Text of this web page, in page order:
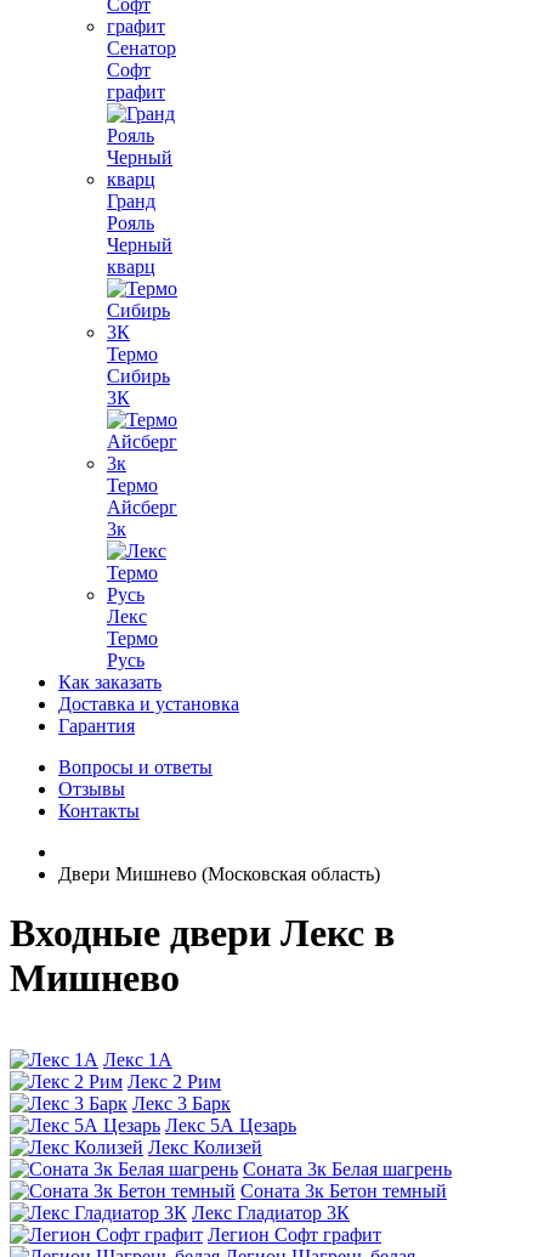
Сенатор
Софт
графит
Гранд
Рояль
Черный
кварц
Термо
Сибирь
3К
Термо
Айсберг
3к
Лекс
Термо
Русь
Как заказать
Доставка и установка
Гарантия
Вопросы и ответы
Отзывы
Контакты
Двери Мишнево (Московская область)
Входные двери Лекс в
Мишнево
Лекс 1А
Лекс 2 Рим
Лекс 3 Барк
Лекс 5А Цезарь
Лекс Колизей
Соната 3к Белая шагрень
Соната 3к Бетон темный
Лекс Гладиатор 3К
Легион Софт графит